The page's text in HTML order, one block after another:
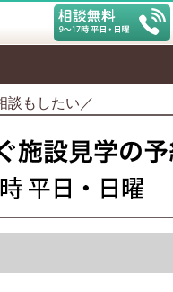
談もしたい／